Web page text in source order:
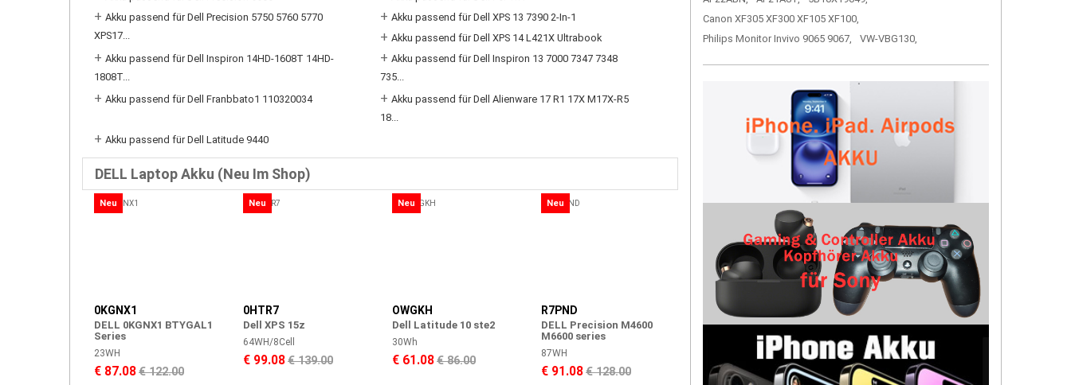
+ Akku passend für Dell Precision 5750 5760 5770
XPS17...
+Akku passend für Dell XPS 13 7390 2-In-1
+Akku passend für Dell XPS 14 L421X Ultrabook
+ Akku passend für Dell Inspiron 14HD-1608T 14HD-
1808T...
+Akku passend für Dell Inspiron 13 7000 7347 7348
735...
+ Akku passend für Dell Franbbato1 110320034 +Akku passend für Dell Alienware 17 R1 17X M17X-R5
18...
+ Akku passend für Dell Latitude 9440
DELL Laptop Akku (Neu Im Shop)
Neu
0KGNX1
DELL 0KGNX1 BTYGAL1
Series
23WH
€ 87.08€ 122.00
Neu
0HTR7
Dell XPS 15z
64WH/8Cell
€ 99.08€ 139.00
Neu
OWGKH
Dell Latitude 10 ste2
30Wh
€ 61.08€ 86.00
Neu
R7PND
DELL Precision M4600
M6600 series
87WH
€ 91.08€ 128.00
Canon XF305 XF300 XF105 XF100,
Philips Monitor Invivo 9065 9067,
VW-VBG130,